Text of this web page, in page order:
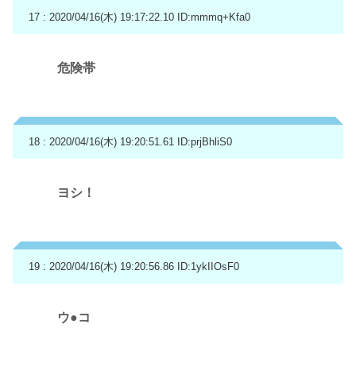
17 : 2020/04/16(木) 19:17:22.10 ID:mmmq+Kfa0
危険帯
18 : 2020/04/16(木) 19:20:51.61 ID:prjBhliS0
ヨシ！
19 : 2020/04/16(木) 19:20:56.86 ID:1ykIIOsF0
ウ●コ